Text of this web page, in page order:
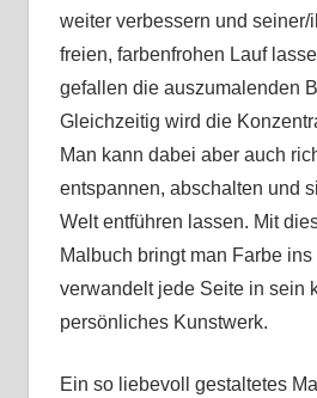
weiter verbessern und seiner/
freien, farbenfrohen Lauf
gefallen die auszumalenden
Gleichzeitig wird die
Man kann dabei aber auch
entspannen, abschalten und
Welt entführen lassen. Mit
Malbuch bringt man Farbe ins
verwandelt jede Seite in sein
persönliches Kunstwerk.
Ein so liebevoll gestaltetes